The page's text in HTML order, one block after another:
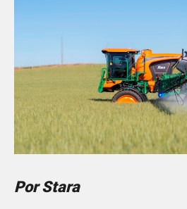
Por Stara